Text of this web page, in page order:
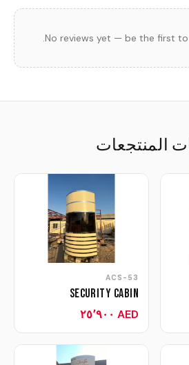
No reviews yet — be the first to
المنتجعات
ACS-53
Security Cabin
AED ٢٥٬٩٠٠